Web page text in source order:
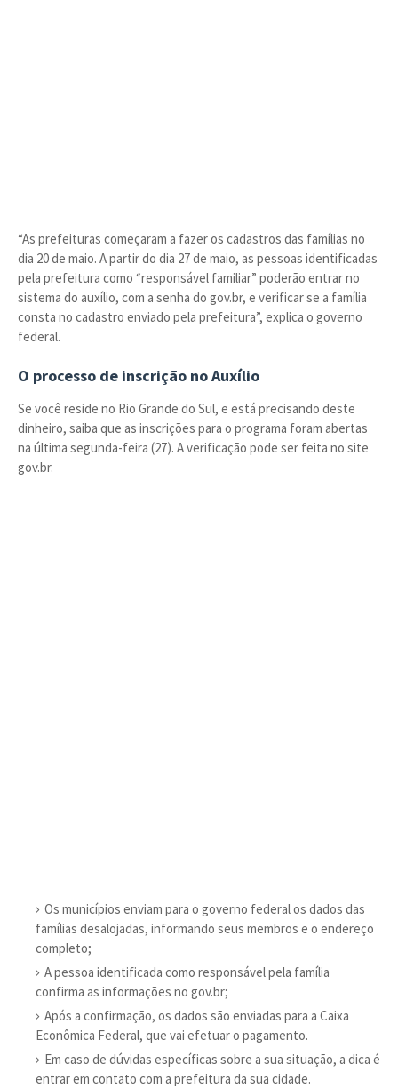
“As prefeituras começaram a fazer os cadastros das famílias no
dia 20 de maio. A partir do dia 27 de maio, as pessoas identificadas
pela prefeitura como “responsável familiar” poderão entrar no
sistema do auxílio, com a senha do gov.br, e verificar se a família
consta no cadastro enviado pela prefeitura”, explica o governo
federal.
O processo de inscrição no Auxílio
Se você reside no Rio Grande do Sul, e está precisando deste
dinheiro, saiba que as inscrições para o programa foram abertas
na última segunda-feira (27). A verificação pode ser feita no site
gov.br.
Os municípios enviam para o governo federal os dados das
famílias desalojadas, informando seus membros e o endereço
completo;
A pessoa identificada como responsável pela família
confirma as informações no gov.br;
Após a confirmação, os dados são enviadas para a Caixa
Econômica Federal, que vai efetuar o pagamento.
Em caso de dúvidas específicas sobre a sua situação, a dica é
entrar em contato com a prefeitura da sua cidade.